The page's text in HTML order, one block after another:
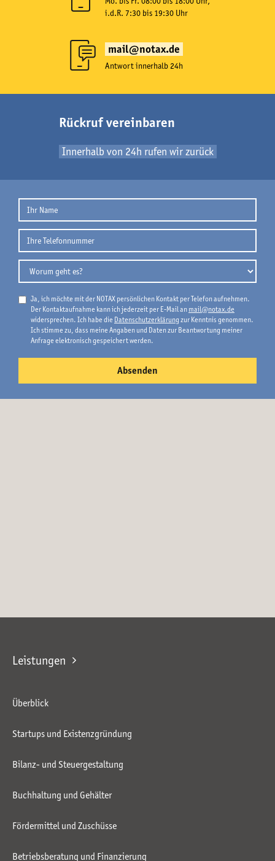
i.d.R. 7:30 bis 19:30 Uhr
mail@notax.de
Antwort innerhalb 24h
Rückruf vereinbaren
Innerhalb von 24h rufen wir zurück
Ja, ich möchte mit der NOTAX persönlichen Kontakt per Telefon aufnehmen.
Der Kontaktaufnahme kann ich jederzeit per E-Mail an mail@notax.de
widersprechen. Ich habe die Datenschutzerklärungzur Kenntnis genommen.
Ich stimme zu, dass meine Angaben und Daten zur Beantwortung meiner
Anfrage elektronisch gespeichert werden.
Leistungen
Überblick
Startups und Existenzgründung
Bilanz- und Steuergestaltung
Buchhaltung und Gehälter
Fördermittel und Zuschüsse
Betriebsberatung und Finanzierung